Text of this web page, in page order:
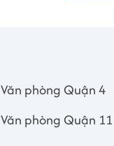
Văn phòng Quận 4
Văn phòng Quận 11